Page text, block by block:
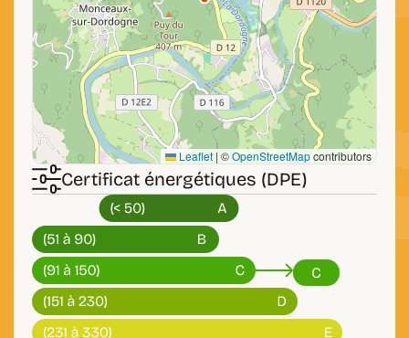
Leaflet | ©OpenStreetMapcontributors
Certificat énergétiques (DPE)
C